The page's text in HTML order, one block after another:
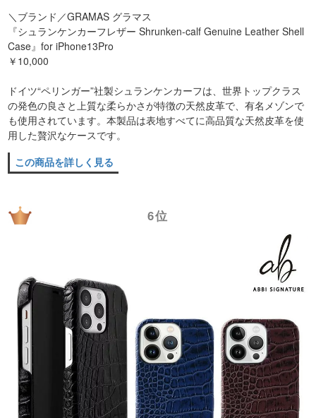
＼ブランド／GRAMAS グラマス
『シュランケンカーフレザー Shrunken-calf Genuine Leather Shell
Case』for iPhone13Pro
￥10,000
ドイツ“ペリンガー”社製シュランケンカーフは、世界トップクラス
の発色の良さと上質な柔らかさが特徴の天然皮革で、有名メゾンで
も使用されています。本製品は表地すべてに高品質な天然皮革を使
用した贅沢なケースです。
この商品を詳しく見る
6位